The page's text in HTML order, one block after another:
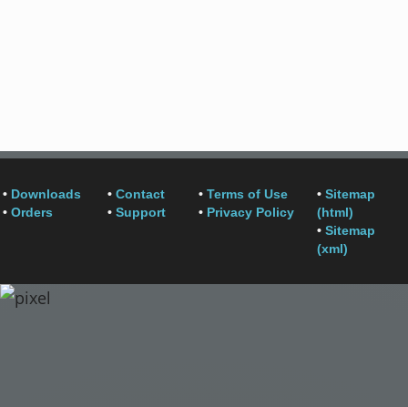
• Downloads
• Orders
• Contact
• Support
• Terms of Use
• Privacy Policy
• Sitemap
(html)
• Sitemap
(xml)